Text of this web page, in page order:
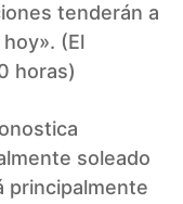
tenderán a
(El
horas)
soleado
principalmente